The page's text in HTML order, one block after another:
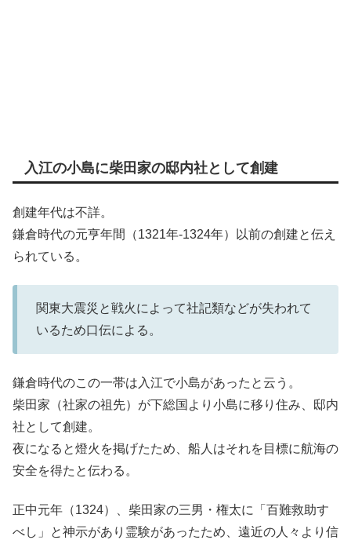
入江の小島に柴田家の邸内社として創建
創建年代は不詳。
鎌倉時代の元亨年間（1321年-1324年）以前の創建と伝え
られている。
関東大震災と戦火によって社記類などが失われて
いるため口伝による。
鎌倉時代のこの一帯は入江で小島があったと云う。
柴田家（社家の祖先）が下総国より小島に移り住み、邸内
社として創建。
夜になると燈火を掲げたため、船人はそれを目標に航海の
安全を得たと伝わる。
正中元年（1324）、柴田家の三男・権太に「百難救助す
べし」と神示があり霊験があったため、遠近の人々より信